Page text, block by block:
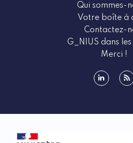
Qui sommes-
Votre boîte à
Contactez-
G_NIUS dans
Merci !